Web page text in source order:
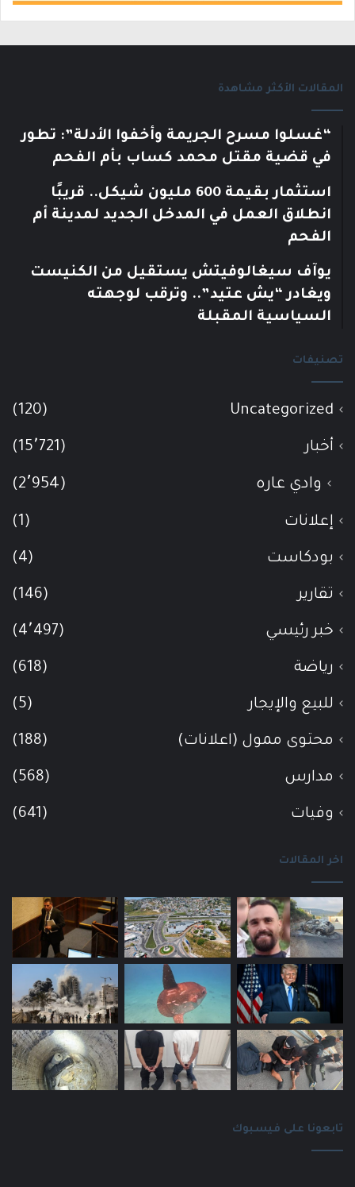
المقالات الأكثر مشاهدة
“غسلوا مسرح الجريمة وأخفوا الأدلة”: تطور
في قضية مقتل محمد كساب بأم الفحم
استثمار بقيمة 600 مليون شيكل.. قريبًا
انطلاق العمل في المدخل الجديد لمدينة أم
الفحم
يوآف سيغالوفيتش يستقيل من الكنيست
ويغادر “يش عتيد”.. وترقب لوجهته
السياسية المقبلة
تصنيفات
Uncategorized
(120)
أخبار (15٬721)
وادي عاره (2٬954)
إعلانات (1)
بودكاست (4)
تقارير (146)
خبر رئيسي (4٬497)
رياضة (618)
للبيع والإيجار (5)
محتوى ممول (اعلانات) (188)
مدارس (568)
وفيات (641)
اخر المقالات
تابعونا على فيسبوك